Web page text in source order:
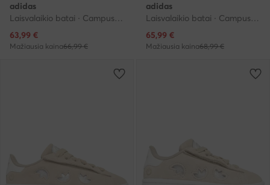
adidas
Dabartinė kaina
63,99 €
Mažiausia kaina66,99 €
adidas
Dabartinė kaina
65,99 €
Mažiausia kaina68,99 €